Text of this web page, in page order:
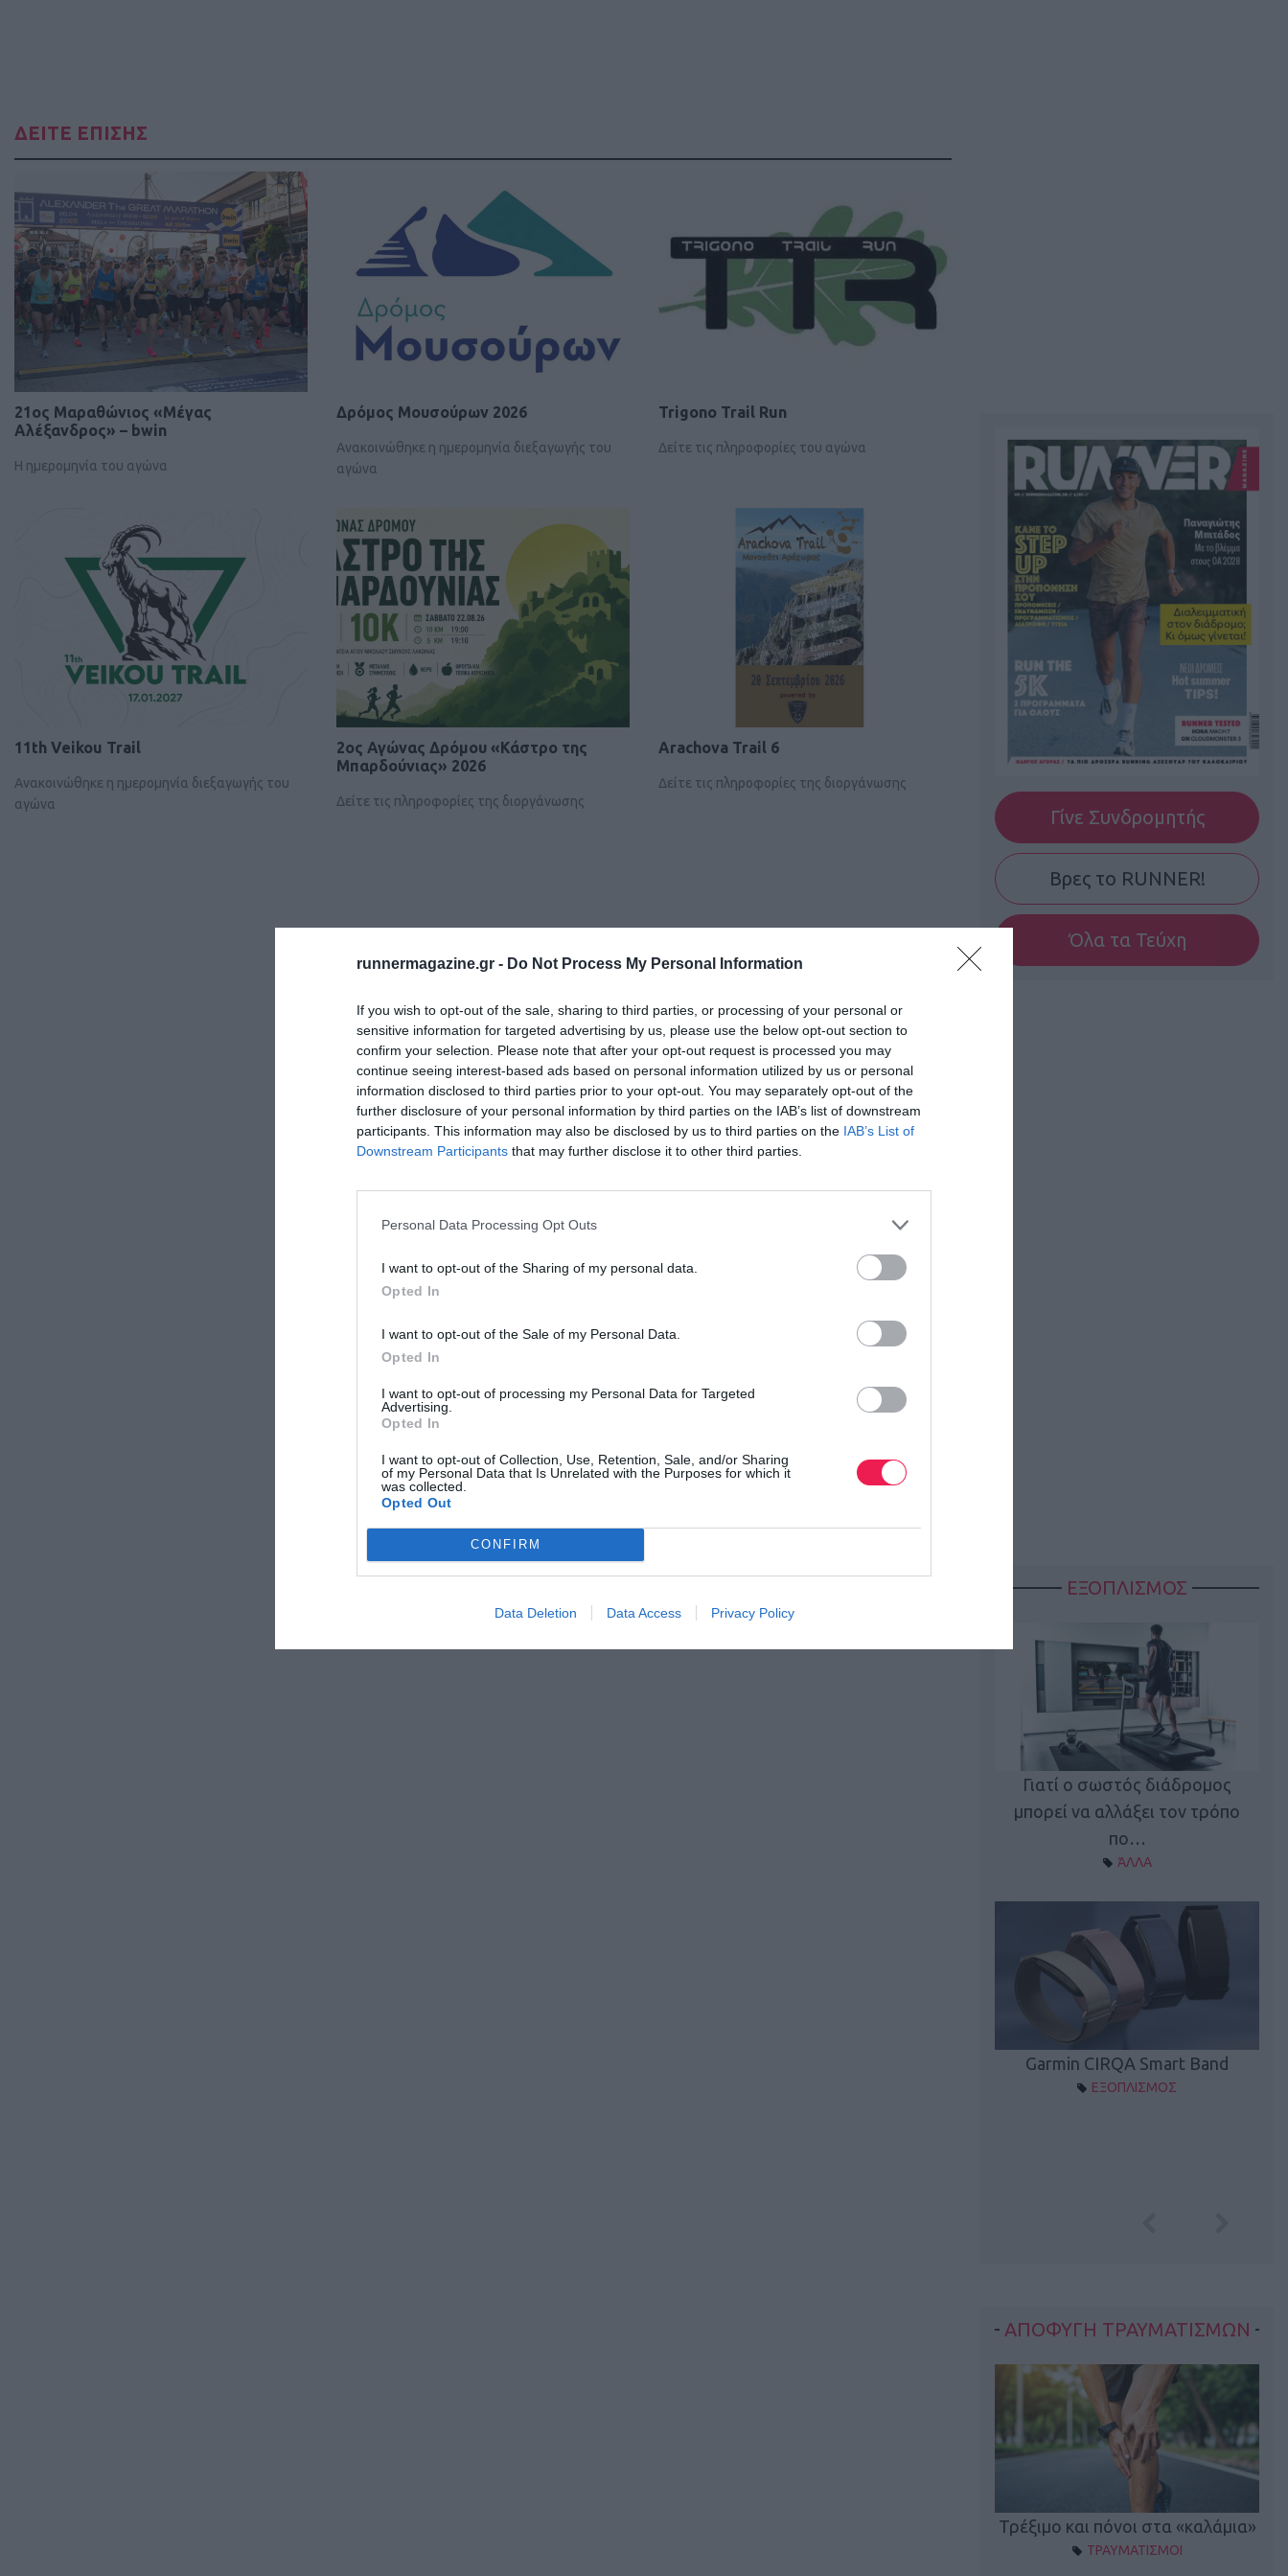
runnermagazine.gr - Do Not Process My Personal Information
If you wish to opt-out of the sale, sharing to third parties, or processing of your personal or
sensitive information for targeted advertising by us, please use the below opt-out section to
confirm your selection. Please note that after your opt-out request is processed you may
continue seeing interest-based ads based on personal information utilized by us or personal
information disclosed to third parties prior to your opt-out. You may separately opt-out of the
further disclosure of your personal information by third parties on the IAB’s list of downstream
participants. This information may also be disclosed by us to third parties on the IAB’s List of
Downstream Participants that may further disclose it to other third parties.
Personal Data Processing Opt Outs
I want to opt-out of the Sharing of my personal data.
Opted In
I want to opt-out of the Sale of my Personal Data.
Opted In
I want to opt-out of processing my Personal Data for Targeted
Advertising.
Opted In
I want to opt-out of Collection, Use, Retention, Sale, and/or Sharing
of my Personal Data that Is Unrelated with the Purposes for which it
was collected.
Opted Out
CONFIRM
Data Deletion Data Access Privacy Policy
ΔΕΙΤΕ ΕΠΙΣΗΣ
21ος Μαραθώνιος «Μέγας
Αλέξανδρος» – bwin
Η ημερομηνία του αγώνα
Δρόμος Μουσούρων 2026
Ανακοινώθηκε η ημερομηνία διεξαγωγής του
αγώνα
Trigono Trail Run
Δείτε τις πληροφορίες του αγώνα
11th Veikou Trail
Ανακοινώθηκε η ημερομηνία διεξαγωγής του
αγώνα
2ος Αγώνας Δρόμου «Κάστρο της
Μπαρδούνιας» 2026
Δείτε τις πληροφορίες της διοργάνωσης
Arachova Trail 6
Δείτε τις πληροφορίες της διοργάνωσης
Γίνε Συνδρομητής
Βρες το RUNNER!
Όλα τα Τεύχη
ΕΞΟΠΛΙΣΜΟΣ
Γιατί ο σωστός διάδρομος
μπορεί να αλλάξει τον τρόπο
πο…
ΆΛΛΑ
Garmin CIRQA Smart Band
ΕΞΟΠΛΙΣΜΟΣ
ΑΠΟΦΥΓΗ ΤΡΑΥΜΑΤΙΣΜΩΝ
Τρέξιμο και πόνοι στα «καλάμια»
ΤΡΑΥΜΑΤΙΣΜΟΙ